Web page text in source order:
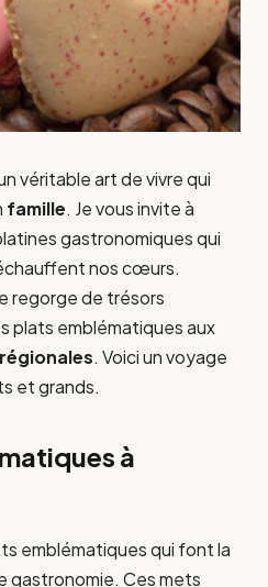
véritable art de vivre qui
famille. Je vous invite à
gastronomiques qui
nos cœurs.
regorge de trésors
plats emblématiques aux
. Voici un voyage
et grands.
à
emblématiques qui font la
gastronomie. Ces mets